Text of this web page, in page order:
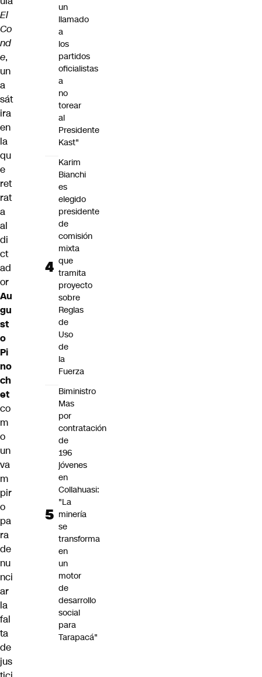
El
Co
nd
e,
un
a
sát
ira
en
la
qu
e
ret
rat
a
al
di
ct
ad
or
Au
gu
st
o
Pi
no
ch
et
co
m
o
un
va
m
pir
o
pa
ra
de
nu
nci
ar
la
fal
ta
de
jus
un
llamado
a
los
partidos
oficialistas
a
no
torear
al
Presidente
Kast"
Karim
Bianchi
es
elegido
presidente
de
comisión
mixta
que
tramita
proyecto
sobre
Reglas
de
Uso
de
la
Fuerza
Biministro
Mas
por
contratación
de
196
jóvenes
en
Collahuasi:
"La
minería
se
transforma
en
un
motor
de
desarrollo
social
para
Tarapacá"